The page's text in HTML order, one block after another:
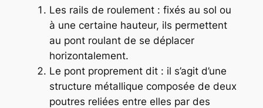
Les rails de roulement : fixés au sol ou
à une certaine hauteur, ils permettent
au pont roulant de se déplacer
horizontalement.
Le pont proprement dit : il s’agit d’une
structure métallique composée de deux
poutres reliées entre elles par des